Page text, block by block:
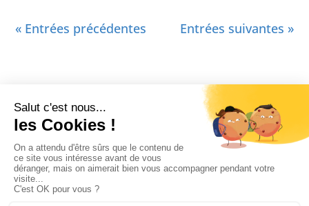
« Entrées précédentes Entrées suivantes »